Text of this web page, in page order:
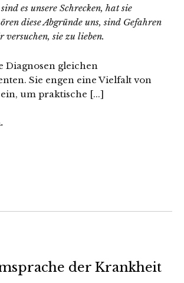
es unsere Schrecken, hat sie
diese Abgründe uns, sind Gefahren
versuchen, sie zu lieben.
Diagnosen gleichen
Sie engen eine Vielfalt von
um praktische [...]
der Krankheit